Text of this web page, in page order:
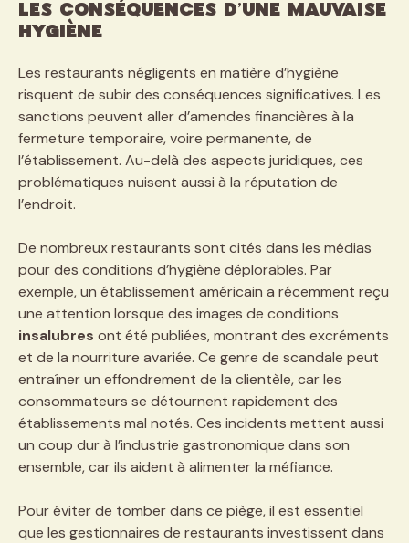
Les conséquences d’une mauvaise
hygiène
Les restaurants négligents en matière d’hygiène
risquent de subir des conséquences significatives. Les
sanctions peuvent aller d’amendes financières à la
fermeture temporaire, voire permanente, de
l’établissement. Au-delà des aspects juridiques, ces
problématiques nuisent aussi à la réputation de
l’endroit.
De nombreux restaurants sont cités dans les médias
pour des conditions d’hygiène déplorables. Par
exemple, un établissement américain a récemment reçu
une attention lorsque des images de conditions
insalubres ont été publiées, montrant des excréments
et de la nourriture avariée. Ce genre de scandale peut
entraîner un effondrement de la clientèle, car les
consommateurs se détournent rapidement des
établissements mal notés. Ces incidents mettent aussi
un coup dur à l’industrie gastronomique dans son
ensemble, car ils aident à alimenter la méfiance.
Pour éviter de tomber dans ce piège, il est essentiel
que les gestionnaires de restaurants investissent dans